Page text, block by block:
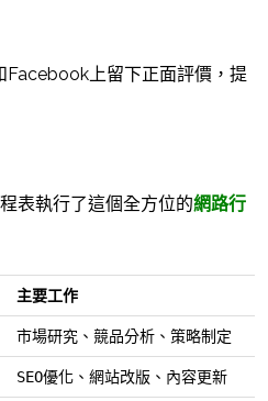
上留下正面評價，提
表執行了這個全方位的網路行
主要工作
市場研究、競品分析、策略制定
SEO優化、網站改版、內容更新